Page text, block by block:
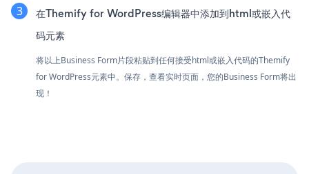
在Themify for WordPress编辑器中添加到html或嵌入代
码元素
将以上Business Form片段粘贴到任何接受html或嵌入代码的Themify
for WordPress元素中。保存，查看实时页面，您的Business Form将出
现！